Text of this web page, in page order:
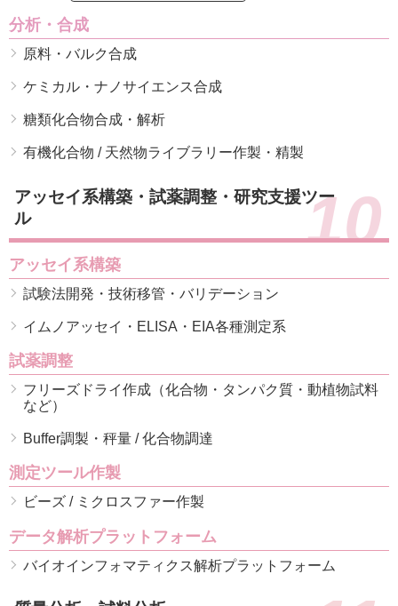
分析・合成
原料・バルク合成
ケミカル・ナノサイエンス合成
糖類化合物合成・解析
有機化合物 / 天然物ライブラリー作製・精製
アッセイ系構築・試薬調整・研究支援ツー
ル
10
アッセイ系構築
試験法開発・技術移管・バリデーション
イムノアッセイ・ELISA・EIA各種測定系
試薬調整
フリーズドライ作成（化合物・タンパク質・動植物試料
など）
Buffer調製・秤量 / 化合物調達
測定ツール作製
ビーズ / ミクロスファー作製
データ解析プラットフォーム
バイオインフォマティクス解析プラットフォーム